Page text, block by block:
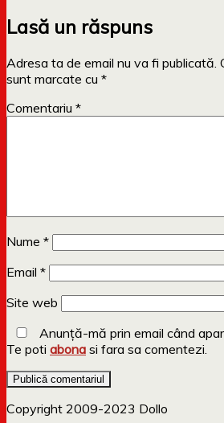
Lasă un răspuns
Adresa ta de email nu va fi publicată.
sunt marcate cu *
Comentariu *
Nume *
Email *
Site web
Anunță-mă prin email când
Te poti abona si fara sa comentezi.
Copyright 2009-2023 Dollo